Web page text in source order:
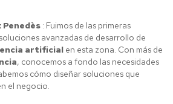
Penedès : Fuimos de las primeras
avanzadas de desarrollo de
artificial en esta zona. Con más de
, conocemos a fondo las necesidades
cómo diseñar soluciones que
el negocio.